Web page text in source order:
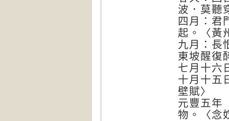
波．莫聽
四月：君
起。〈黃
九月：長
東坡醒復
七月十六
十月十五
壁賦〉
元豐五年
物。〈念